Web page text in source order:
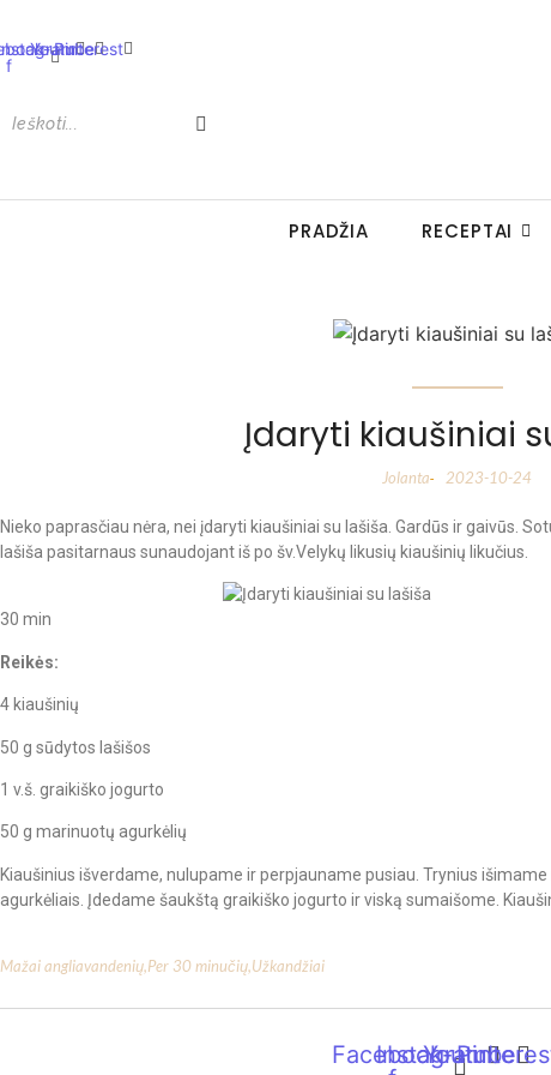
f
Youtube
Pinterest
PRADŽIA RECEPTAI
Įdaryti kiaušiniai
Jolanta- 2023-10-24
Nieko paprasčiau nėra, nei įdaryti kiaušiniai su lašiša. Gardūs ir gaivūs.
lašiša pasitarnaus sunaudojant iš po šv.Velykų likusių kiaušinių likučius.
30 min
Reikės:
4 kiaušinių
50 g sūdytos lašišos
1 v.š. graikiško jogurto
50 g marinuotų agurkėlių
Kiaušinius išverdame, nulupame ir perpjauname pusiau. Trynius
agurkėliais. Įdedame šaukštą graikiško jogurto ir viską sumaišome.
Mažai angliavandenių,Per 30 minučių,Užkandžiai
Facebook-
Instagram
Youtube